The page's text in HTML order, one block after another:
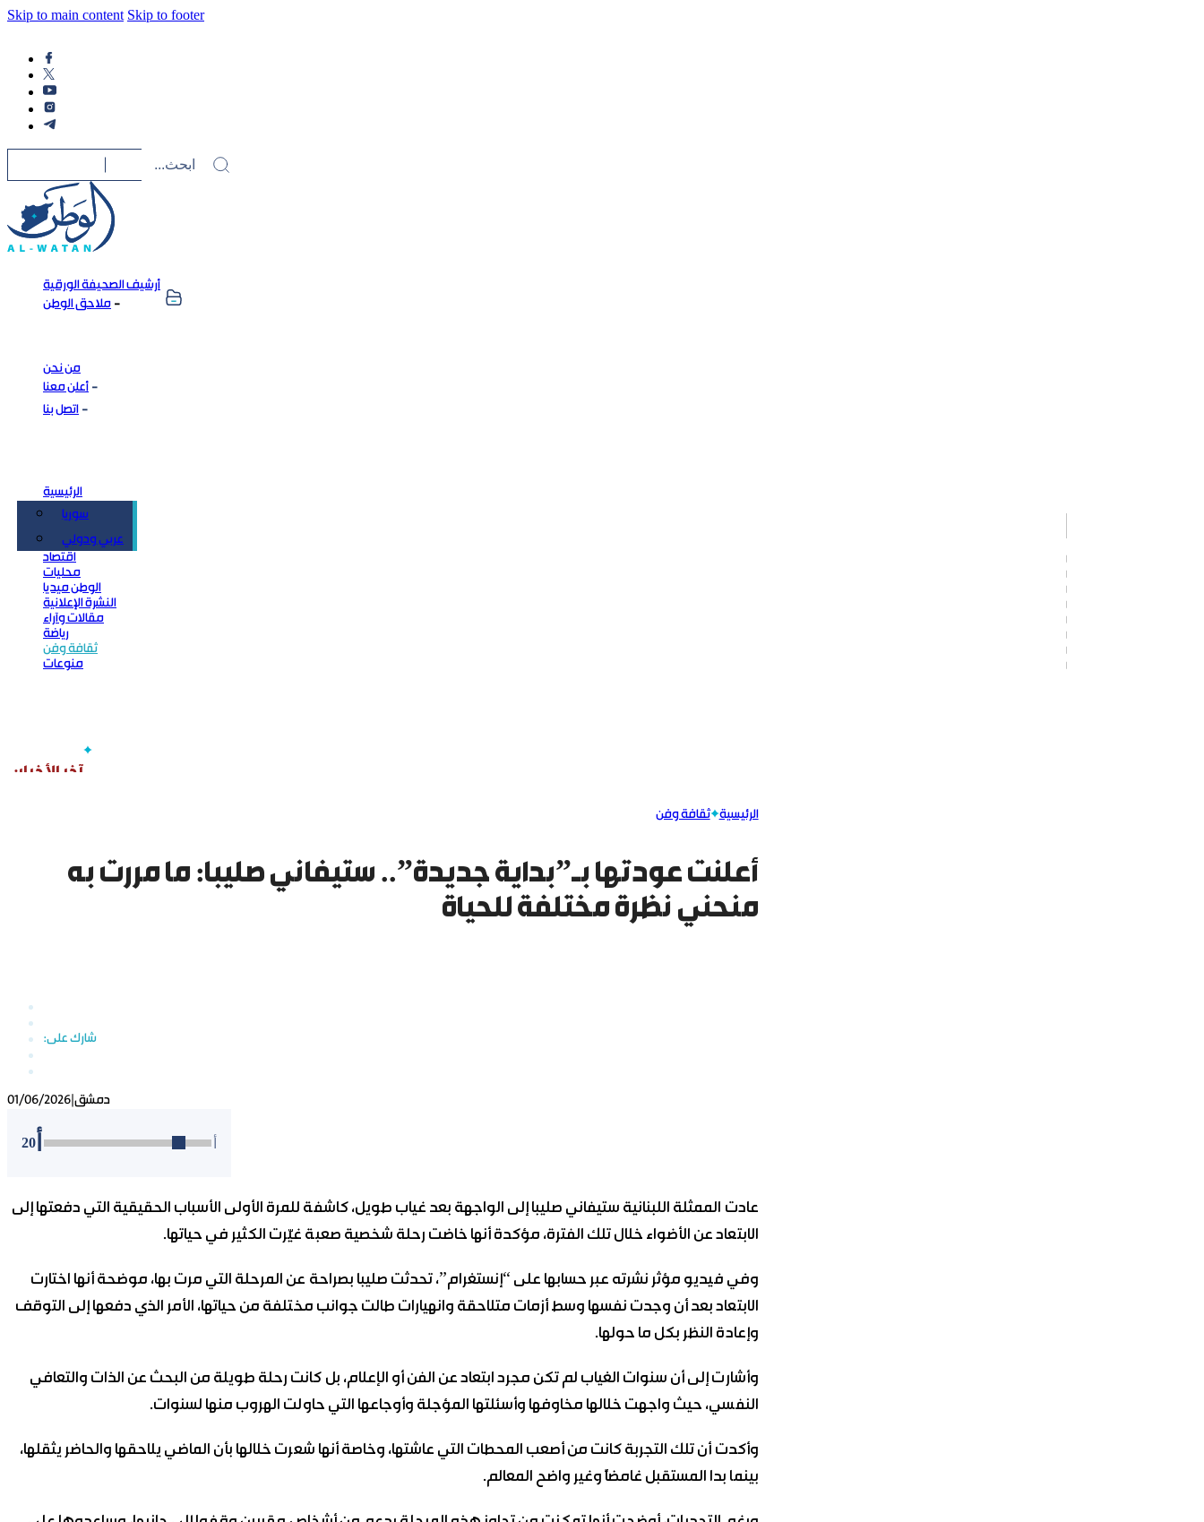
Skip to main content Skip to footer
أرشيف الصحيفة الورقية
ملاحق الوطن
من نحن
أعلن معنا
اتصل بنا
الرئيسية
سوريا
عربي ودولي
اقتصاد
محليات
الوطن ميديا
النشرة الإعلانية
مقالات وآراء
رياضة
ثقافة وفن
منوعات
الرئيسية ثقافة وفن
أعلنت عودتها بـ”بداية جديدة”.. ستيفاني صليبا: ما مررت به
منحني نظرة مختلفة للحياة
01/06/2026 دمشق
20
عادت الممثلة اللبنانية ستيفاني صليبا إلى الواجهة بعد غياب طويل، كاشفة للمرة الأولى الأسباب الحقيقية التي دفعتها إلى
الابتعاد عن الأضواء خلال تلك الفترة، مؤكدة أنها خاضت رحلة شخصية صعبة غيّرت الكثير في حياتها.
وفي فيديو مؤثر نشرته عبر حسابها على “إنستغرام”، تحدثت صليبا بصراحة عن المرحلة التي مرت بها، موضحة أنها اختارت
الابتعاد بعد أن وجدت نفسها وسط أزمات متلاحقة وانهيارات طالت جوانب مختلفة من حياتها، الأمر الذي دفعها إلى التوقف
وإعادة النظر بكل ما حولها.
وأشارت إلى أن سنوات الغياب لم تكن مجرد ابتعاد عن الفن أو الإعلام، بل كانت رحلة طويلة من البحث عن الذات والتعافي
النفسي، حيث واجهت خلالها مخاوفها وأسئلتها المؤجلة وأوجاعها التي حاولت الهروب منها لسنوات.
وأكدت أن تلك التجربة كانت من أصعب المحطات التي عاشتها، وخاصة أنها شعرت خلالها بأن الماضي يلاحقها والحاضر يثقلها،
بينما بدا المستقبل غامضاً وغير واضح المعالم.